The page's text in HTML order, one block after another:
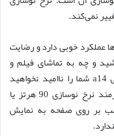
عملکرد خوبی دارد و رضایت
و چه به تماشای فیلم و
سریال روی گوشی علاقه‌مند باشید، گوشی a14 شما را ناامید نخواهید
کرد. به‌جز اجرای بازی‌های سنگین که نیازمند نرخ نوسازی 90 هرتز یا
بر روی صفحه به نمایش